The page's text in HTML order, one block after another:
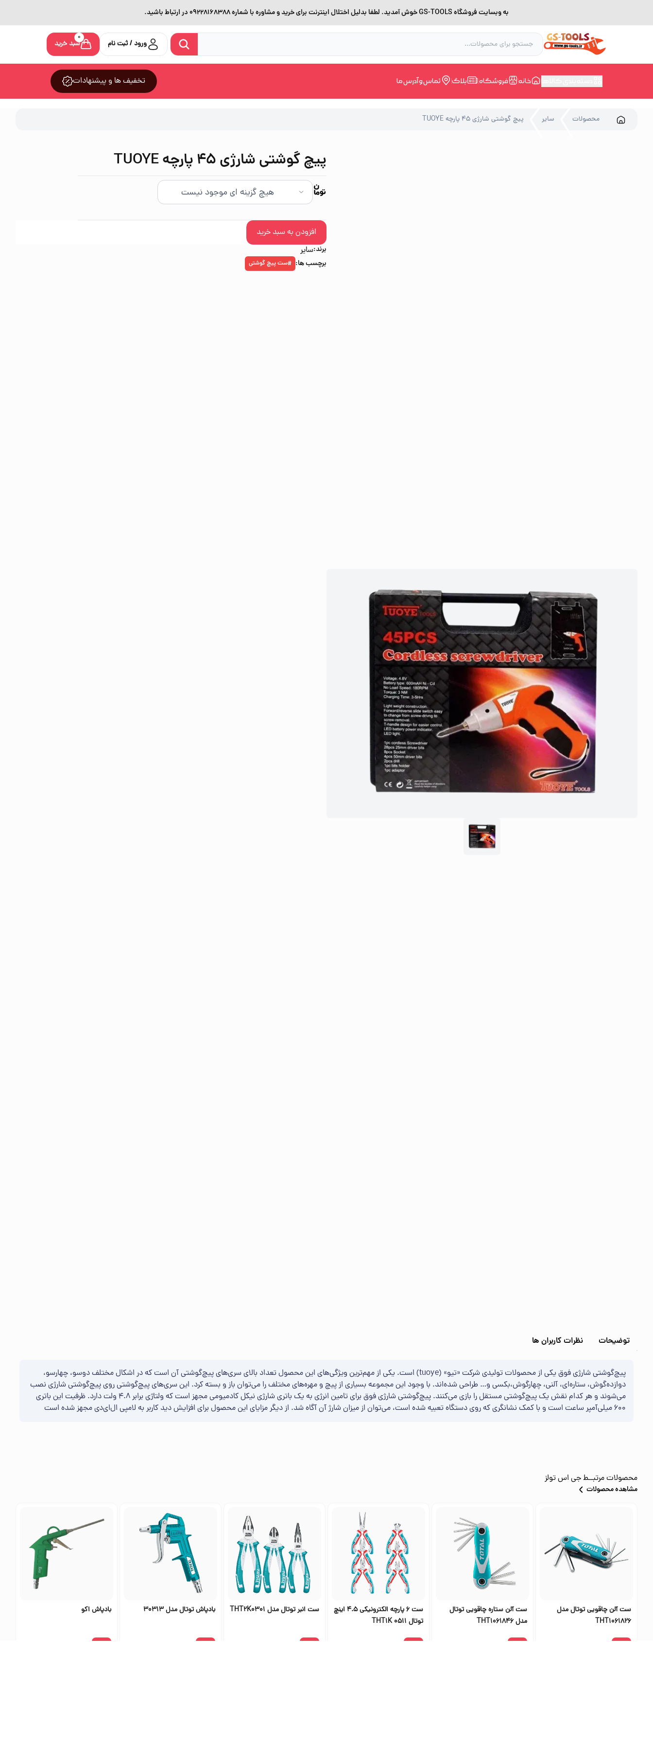
به وبسایت فروشگاه GS-TOOLS خوش آمدید. لطفا بدلیل اختلال اینترنت برای خرید و مشاوره با شماره 09228168388 در ارتباط باشید.
ورود / ثبت نام
0
سبد خرید
خانه فروشگاه بلاگ تماس و آدرس ما تخفیف ها و پیشنهادات
محصولات سایر پیچ گوشتی شارژی 45 پارچه TUOYE
پیچ گوشتی شارژی 45 پارچه TUOYE
افزودن به سبد خرید
برند:سایر
برچسب ها: #ست پیچ گوشتی
توضیحات نظرات کاربران ها
پیچ‌گوشتی شارژی فوق یکی از محصولات تولیدی شرکت «تیو» (tuoye) است. یکی از مهم‌ترین ویژگی‌های این محصول تعداد بالای سری‌های پیچ‌گوشتی آن است که در اشکال مختلف دوسو، چهارسو،
دوازده‌گوش، ستاره‌ای، آلنی، چهارگوش،بکسی و… طراحی شده‌اند. با وجود این مجموعه‌ بسیاری از پیچ و مهره‌های مختلف را می‌توان باز و بسته کرد. این سری‌های پیچ‌گوشتی روی پیچ‌گوشتی شارژی نصب
می‌شوند و هر کدام نقش یک پیچ‌گوشتی مستقل را بازی می‌کنند. پیچ‌گوشتی شارژی فوق برای تامین انرژی به یک باتری شارژی نیکل کادمیومی مجهز است که ولتاژی برابر 4.8 ولت دارد. ظرفیت این باتری
600 میلی‌آمپر ساعت است و با کمک نشانگری که روی دستگاه تعبیه‌ شده است، می‌توان از میزان شارژ آن آگاه شد. از دیگر مزایای این محصول برای افزایش دید کاربر به لامپی ال‌ای‌دی مجهز شده است
محصولات مرتبــطجی اس تولز
مشاهده محصولات
ست آلن چاقویی توتال مدل
THT1061826
ست آلن ستاره چاقویی توتال
مدل THT1061846
ست 6 پارچه الکترونیکی 4.5 اینچ
توتال THT1K 0511
ست انبر توتال مدل THT2K0301 بادپاش توتال مدل 30313 بادپاش اکو